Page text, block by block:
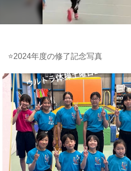
⭐️2024年度の修了記念写真